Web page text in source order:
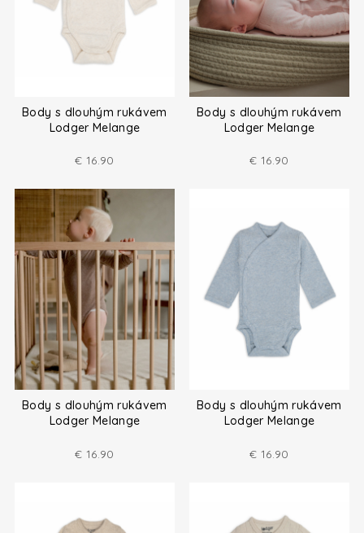
Body s dlouhým rukávem
Lodger Melange
€ 16.90
Body s dlouhým rukávem
Lodger Melange
€ 16.90
Body s dlouhým rukávem
Lodger Melange
€ 16.90
Body s dlouhým rukávem
Lodger Melange
€ 16.90